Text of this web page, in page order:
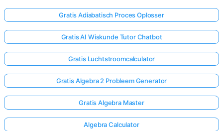
Gratis Adiabatisch Proces Oplosser
Gratis AI Wiskunde Tutor Chatbot
Gratis Luchtstroomcalculator
Gratis Algebra 2 Probleem Generator
Gratis Algebra Master
Algebra Calculator